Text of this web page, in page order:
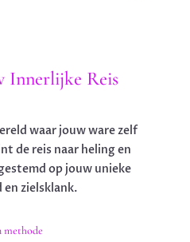
Innerlijke Reis
waar jouw ware zelf
de reis naar heling en
op jouw unieke
en zielsklank.
methode